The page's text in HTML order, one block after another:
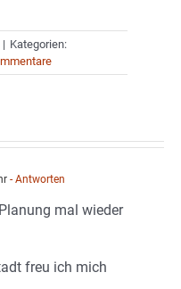
| Kategorien:
- Antworten
mal wieder
freu ich mich